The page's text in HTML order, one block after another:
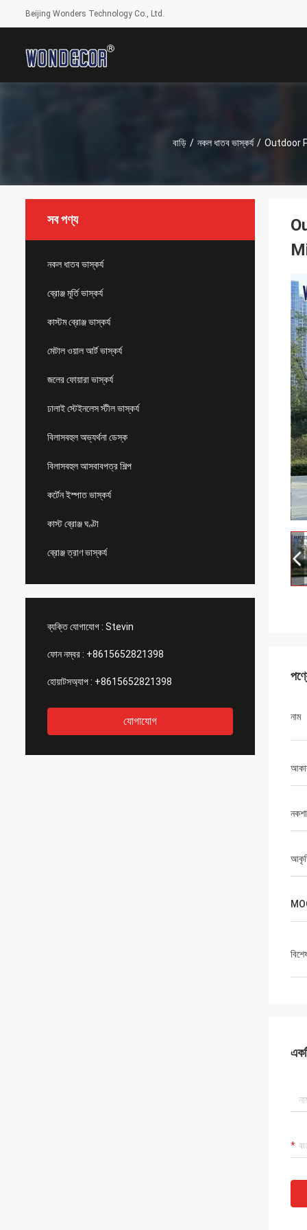
Beijing Wonders Technology Co., Ltd.
বাড়ি / নকল ধাতব ভাস্কর্য / Outdoor
সব পণ্য
নকল ধাতব ভাস্কর্য
ব্রোঞ্জ মূর্তি ভাস্কর্য
কাস্টম ব্রোঞ্জ ভাস্কর্য
মেটাল ওয়াল আর্ট ভাস্কর্য
জলের ফোয়ারা ভাস্কর্য
ঢালাই স্টেইনলেস স্টীল ভাস্কর্য
বিলাসবহুল অভ্যর্থনা ডেস্ক
বিলাসবহুল আসবাবপত্র শিল্প
কর্টেন ইস্পাত ভাস্কর্য
কাস্ট ব্রোঞ্জ ঘণ্টা
ব্রোঞ্জ ত্রাণ ভাস্কর্য
ব্যক্তি যোগাযোগ : Stevin
ফোন নম্বর : +8615652821398
হোয়াটসঅ্যাপ : +8615652821398
যোগাযোগ নাম
নকশা